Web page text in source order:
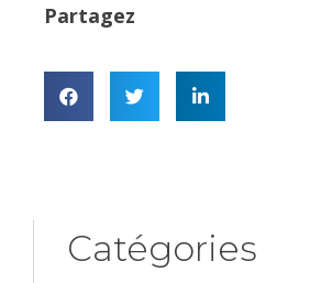
Partagez
Catégories